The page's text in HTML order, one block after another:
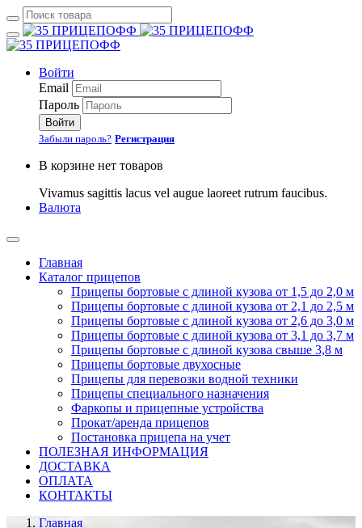
Войти
Email
Пароль
Войти
Забыли пароль? Регистрация
В корзине нет товаров
Vivamus sagittis lacus vel augue laoreet rutrum faucibus.
Валюта
Главная
Каталог прицепов
Прицепы бортовые с длиной кузова от 1,5 до 2,0 м
Прицепы бортовые с длиной кузова от 2,1 до 2,5 м
Прицепы бортовые с длиной кузова от 2,6 до 3,0 м
Прицепы бортовые с длиной кузова от 3,1 до 3,7 м
Прицепы бортовые с длиной кузова свыше 3,8 м
Прицепы бортовые двухосные
Прицепы для перевозки водной техники
Прицепы специального назначения
Фаркопы и прицепные устройства
Прокат/аренда прицепов
Постановка прицепа на учет
ПОЛЕЗНАЯ ИНФОРМАЦИЯ
ДОСТАВКА
ОПЛАТА
КОНТАКТЫ
Главная